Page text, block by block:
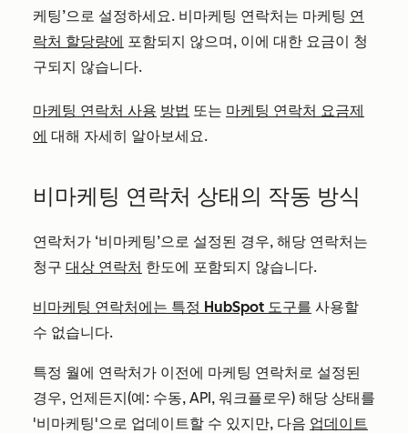
케팅’으로 설정하세요. 비마케팅 연락처는 마케팅 연
락처 할당량에 포함되지 않으며, 이에 대한 요금이 청
구되지 않습니다.
마케팅 연락처 사용 방법 또는 마케팅 연락처 요금제
에 대해 자세히 알아보세요.
비마케팅 연락처 상태의 작동 방식
연락처가 ‘비마케팅’으로 설정된 경우, 해당 연락처는
청구 대상 연락처 한도에 포함되지 않습니다.
비마케팅 연락처에는 특정 HubSpot 도구를 사용할
수 없습니다.
특정 월에 연락처가 이전에 마케팅 연락처로 설정된
경우, 언제든지(예: 수동, API, 워크플로우) 해당 상태를
'비마케팅'으로 업데이트할 수 있지만, 다음 업데이트